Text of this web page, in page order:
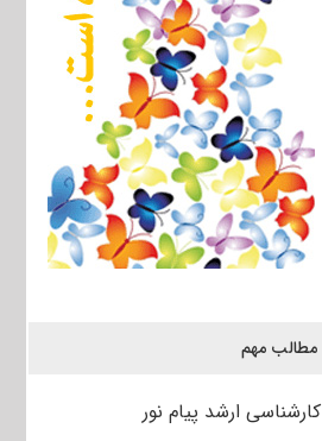
مطالب مهم
کارشناسی ارشد پیام نور